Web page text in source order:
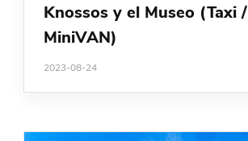
Knossos y el Museo (Taxi /
MiniVAN)
2023-08-24